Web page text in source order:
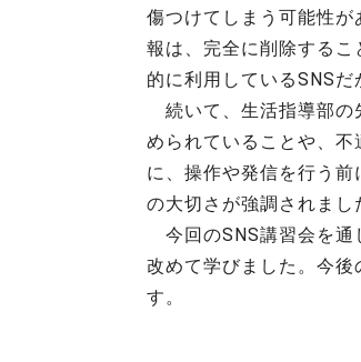
傷つけてしまう可能性
報は、完全に削除する
的に利用しているSNS
続いて、生活指導部の
められていることや、
に、操作や発信を行う
の大切さが強調されまし
今回のSNS講習会を通
改めて学びました。今
す。